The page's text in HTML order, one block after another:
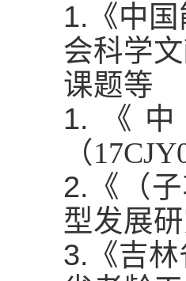
1. 《中
会科学
课题等
1. 《
（
2. 《（
型发展
3. 《吉